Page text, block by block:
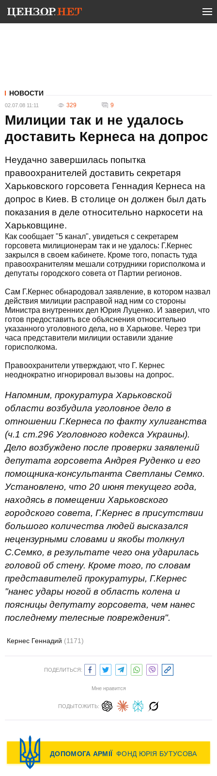
НОВОСТИ
02.07.08 11:11 329 9
Милиции так и не удалось
доставить Кернеса на допрос
Неудачно завершилась попытка
правоохранителей доставить секретаря
Харьковского горсовета Геннадия Кернеса на
допрос в Киев. В столице он должен был дать
показания в деле относительно наркосети на
Харьковщине.
Как сообщает "5 канал", увидеться с секретарем
горсовета милиционерам так и не удалось: Г.Кернес
закрылся в своем кабинете. Кроме того, попасть туда
правоохранителям мешали сотрудники горисполкома и
депутаты городского совета от Партии регионов.
Сам Г.Кернес обнародовал заявление, в котором назвал
действия милиции расправой над ним со стороны
Министра внутренних дел Юрия Луценко. И заверил, что
готов предоставить все объяснения относительно
указанного уголовного дела, но в Харькове. Через три
часа представители милиции оставили здание
горисполкома.
Правоохранители утверждают, что Г. Кернес
неоднократно игнорировал вызовы на допрос.
Напомним, прокуратура Харьковской
области возбудила уголовное дело в
отношении Г.Кернеса по факту хулиганства
(ч.1 ст.296 Уголовного кодекса Украины).
Дело возбуждено после проверки заявлений
депутата горсовета Андрея Руденко и его
помощника-консультанта Светланы Семко.
Установлено, что 20 июня текущего года,
находясь в помещении Харьковского
городского совета, Г.Кернес в присутствии
большого количества людей высказался
нецензурными словами и якобы толкнул
С.Семко, в результате чего она ударилась
головой об стену. Кроме того, по словам
представителей прокуратуры, Г.Кернес
"нанес удары ногой в область колена и
поясницы депутату горсовета, чем нанес
последнему телесные повреждения".
Кернес Геннадий (1171)
ПОДЕЛИТЬСЯ:
Мне нравится
ПОДЫТОЖИТЬ: